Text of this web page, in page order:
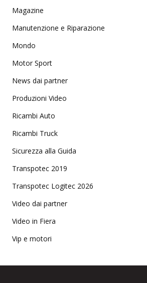
Magazine
Manutenzione e Riparazione
Mondo
Motor Sport
News dai partner
Produzioni Video
Ricambi Auto
Ricambi Truck
Sicurezza alla Guida
Transpotec 2019
Transpotec Logitec 2026
Video dai partner
Video in Fiera
Vip e motori